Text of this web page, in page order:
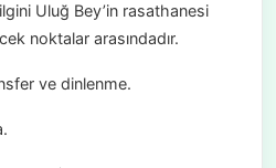
Uluğ Bey’in rasathanesi
noktalar arasındadır.
ve dinlenme.